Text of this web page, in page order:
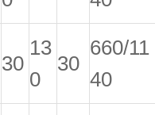
30
13
0
30
660/11
40